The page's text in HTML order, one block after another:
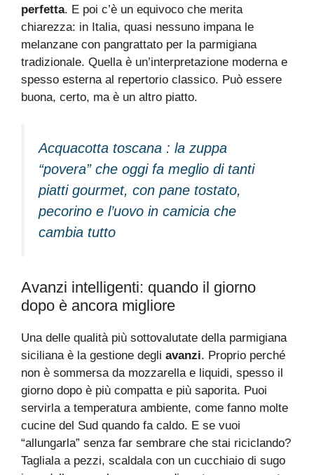
perfetta. E poi c’è un equivoco che merita
chiarezza: in Italia, quasi nessuno impana le
melanzane con pangrattato per la parmigiana
tradizionale. Quella è un’interpretazione moderna e
spesso esterna al repertorio classico. Può essere
buona, certo, ma è un altro piatto.
Acquacotta toscana : la zuppa
“povera” che oggi fa meglio di tanti
piatti gourmet, con pane tostato,
pecorino e l’uovo in camicia che
cambia tutto
Avanzi intelligenti: quando il giorno
dopo è ancora migliore
Una delle qualità più sottovalutate della parmigiana
siciliana è la gestione degli avanzi. Proprio perché
non è sommersa da mozzarella e liquidi, spesso il
giorno dopo è più compatta e più saporita. Puoi
servirla a temperatura ambiente, come fanno molte
cucine del Sud quando fa caldo. E se vuoi
“allungarla” senza far sembrare che stai riciclando?
Tagliala a pezzi, scaldala con un cucchiaio di sugo